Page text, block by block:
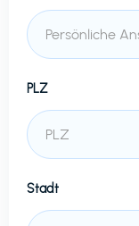
PLZ
Stadt